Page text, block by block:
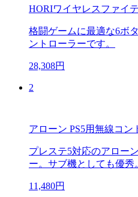
HORIワイヤレスファイ
格闘ゲームに最適な6ボ
ントローラーです。
28,308円
2
アローン PS5用無線コン
プレステ5対応のアロー
ー。サブ機としても優秀
11,480円